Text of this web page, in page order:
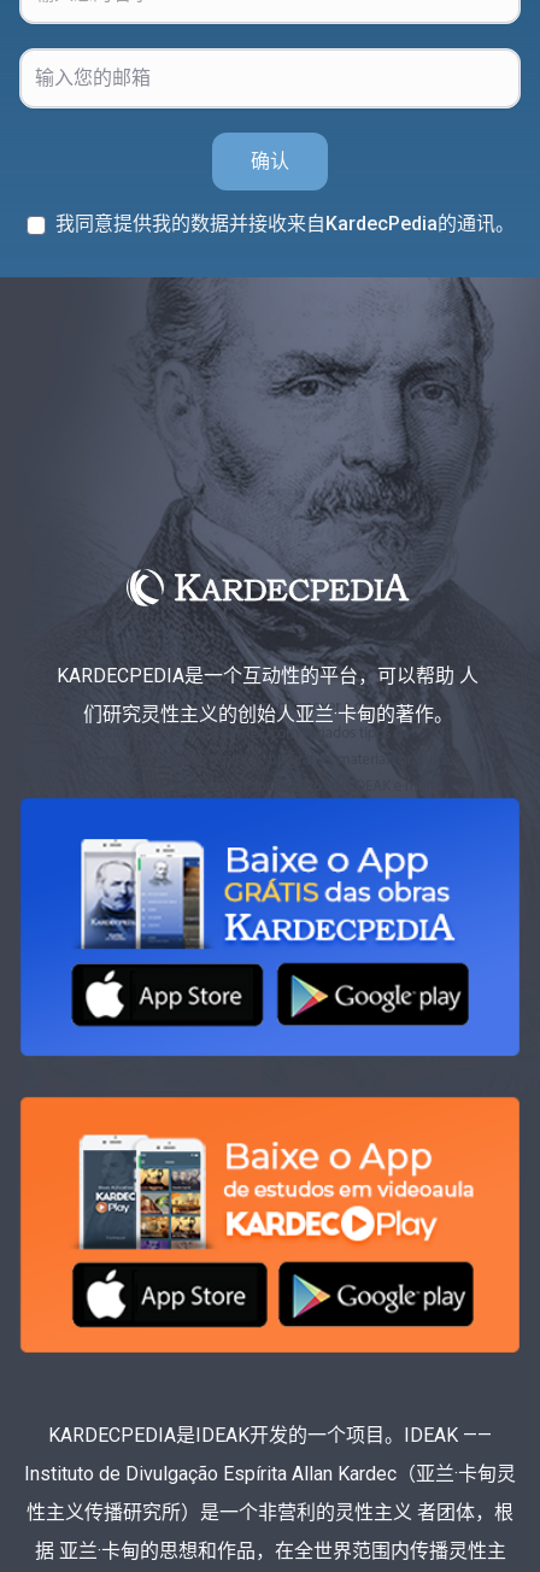
确认
我同意提供我的数据并接收来自KardecPedia的通讯。
KARDECPEDIA是一个互动性的平台，可以帮助 人
们研究灵性主义的创始人亚兰·卡甸的著作。
KARDECPEDIA是IDEAK开发的一个项目。IDEAK ——
Instituto de Divulgação Espírita Allan Kardec（亚兰·卡甸灵
性主义传播研究所）是一个非营利的灵性主义 者团体，根
据 亚兰·卡甸的思想和作品，在全世界范围内传播灵性主